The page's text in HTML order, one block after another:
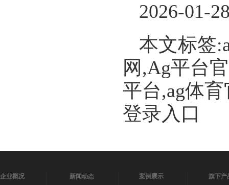
2026-01-
本文标签
网,Ag平台
平台,ag体
登录入口
企业概况 新闻动态 案例展示 旗下产